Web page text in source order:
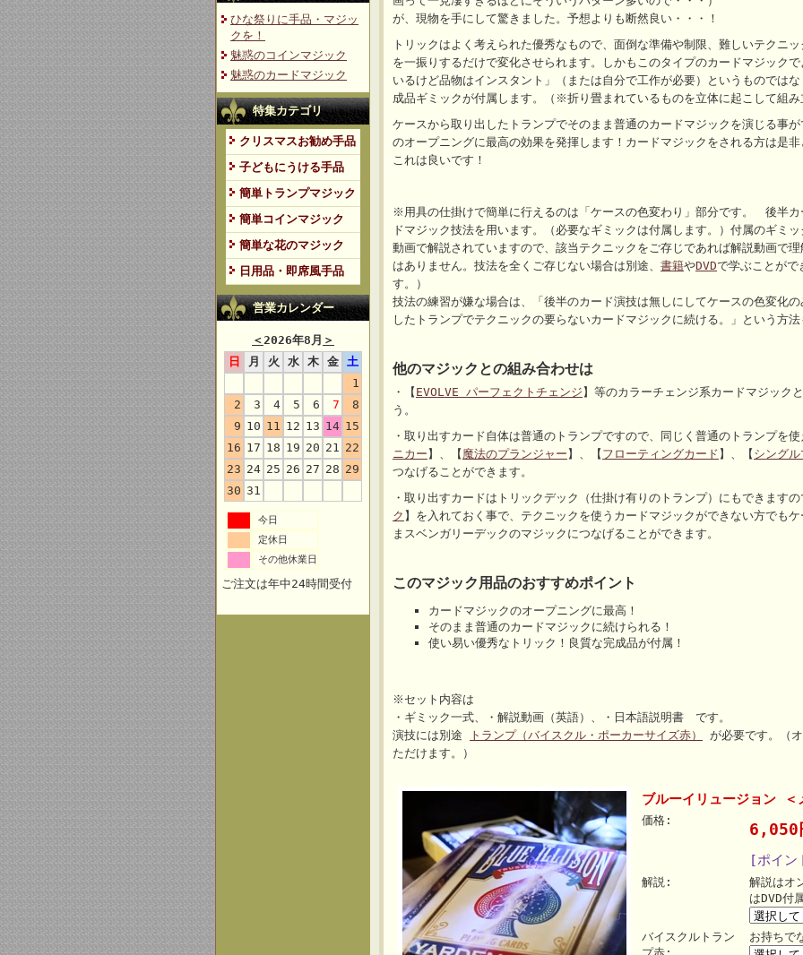
ひな祭りに手品・マジッ
クを！
魅惑のコインマジック
魅惑のカードマジック
特集カテゴリ
クリスマスお勧め手品
子どもにうける手品
簡単トランプマジック
簡単コインマジック
簡単な花のマジック
日用品・即席風手品
営業カレンダー
＜2026年8月 ＞
日
月 火 水 木 金
土
1
2
3 4 5 6 7
8
9 10 11 12 13 14 15
16 17 18 19 20 21 22
23 24 25 26 27 28 29
30 31
今日
定休日
その他休業日
ご注文は年中24時間受付
が、現物を手にして驚きました。予想よりも断然良い・・・！
トリックはよく考えられた優秀なもので、面倒な準備や制限、難しいテクニ
を一振りするだけで変化させられます。しかもこのタイプのカードマジック
いるけど品物はインスタント」（または自分で工作が必要）というものでは
成品ギミックが付属します。（※折り畳まれているものを立体に起こして組
ケースから取り出したトランプでそのまま普通のカードマジックを演じる事
のオープニングに最高の効果を発揮します！カードマジックをされる方は是
これは良いです！
※用具の仕掛けで簡単に行えるのは「ケースの色変わり」部分です。 後半カ
ドマジック技法を用います。（必要なギミックは付属します。）付属のギミ
動画で解説されていますので、該当テクニックをご存じであれば解説動画で
はありません。技法を全くご存じない場合は別途、 書籍やDVDで学ぶことが
す。）
技法の練習が嫌な場合は、「後半のカード演技は無しにしてケースの色変化
したトランプでテクニックの要らないカードマジックに続ける。」という方
他のマジックとの組み合わせは
・【EVOLVE パーフェクトチェンジ】等のカラーチェンジ系カードマジック
う。
・取り出すカード自体は普通のトランプですので、同じく普通のトランプを
ニカー】、【魔法のプランジャー】、【フローティングカード】、【シング
つなげることができます。
・取り出すカードはトリックデック（仕掛け有りのトランプ）にもできます
ク 】を入れておく事で、テクニックを使うカードマジックができない方でも
まスベンガリーデックのマジックにつなげることができます。
このマジック用品のおすすめポイント
カードマジックのオープニングに最高！
そのまま普通のカードマジックに続けられる！
使い易い優秀なトリック！良質な完成品が付属！
※セット内容は
・ギミック一式、・解説動画（英語）、・日本語説明書 です。
演技には別途
トランプ（バイスクル・ポーカーサイズ赤）
が必要です。（
ただけます。）
ブルーイリュージョン ＜
価格:
[ポイン
解説:
解説はオ
はDVD付
バイスクルトラン
お持ちで